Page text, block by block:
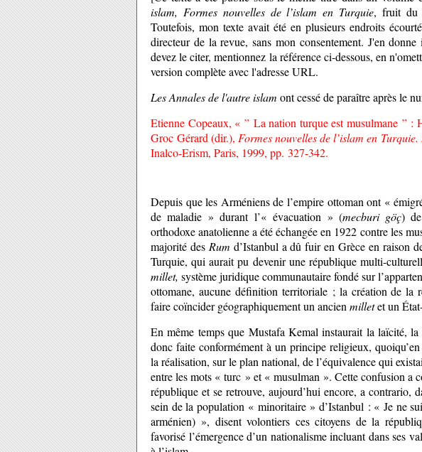
islam, Formes nouvelles de l’islam en Turquie, fruit du
Toutefois, mon texte avait été en plusieurs endroits
directeur de la revue, sans mon consentement. J'en
devez le citer, mentionnez la référence ci-dessous, en
version complète avec l'adresse URL.
Les Annales de l'autre islam ont cessé de paraître après le
Etienne Copeaux, « ” La nation turque est musulmane ” :
Groc Gérard (dir.), Formes nouvelles de l’islam en
Inalco-Erism, Paris, 1999, pp. 327-342.
Depuis que les Arméniens de l’empire ottoman ont «
de maladie » durant l’« évacuation » (mecburi göç)
orthodoxe anatolienne a été échangée en 1922 contre les
majorité des Rum d’Istanbul a dû fuir en Grèce en raison
Turquie, qui aurait pu devenir une république multi-
millet, système juridique communautaire fondé sur
ottomane, aucune définition territoriale ; la création de la
faire coïncider géographiquement un ancien milletet un
En même temps que Mustafa Kemal instaurait la laïcité, la
donc faite conformément à un principe religieux,
la réalisation, sur le plan national, de l’équivalence qui
entre les mots « turc » et « musulman ». Cette confusion a
république et se retrouve, aujourd’hui encore, a contrario,
sein de la population « minoritaire » d’Istanbul : « Je ne
arménien) », disent volontiers ces citoyens de la
favorisé l’émergence d’un nationalisme incluant dans ses